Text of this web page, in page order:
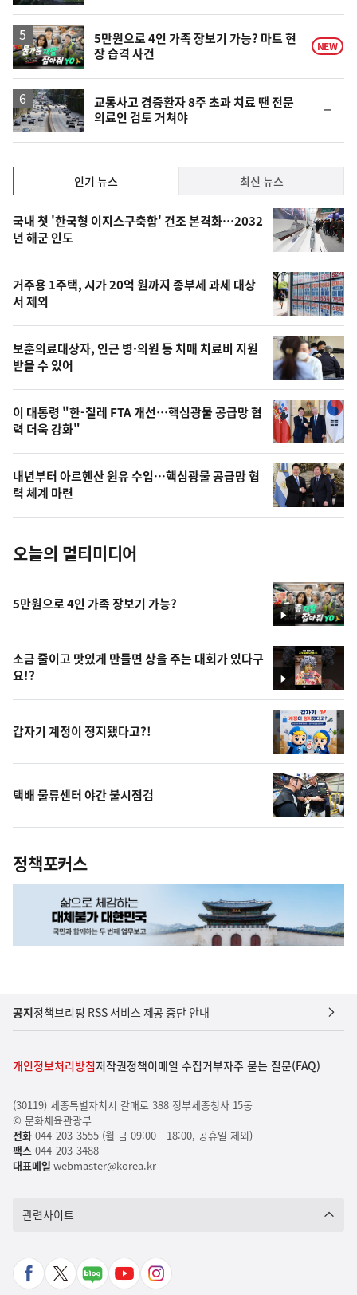
하
락
영
상
5만원으로 4인 가족 장보기 가능? 마트 현
장 습격 사건
NEW
교통사고 경증환자 8주 초과 치료 땐 전문
의료인 검토 거쳐야
일
기,
최
신,
오
늘
의
영
상
오
늘
의
사
진
인기 뉴스 최신 뉴스
인
기
뉴
스
국내 첫 '한국형 이지스구축함' 건조 본격화…2032
년 해군 인도
거주용 1주택, 시가 20억 원까지 종부세 과세 대상
서 제외
보훈의료대상자, 인근 병·의원 등 치매 치료비 지원
받을 수 있어
이 대통령 "한-칠레 FTA 개선…핵심광물 공급망 협
력 더욱 강화"
내년부터 아르헨산 원유 수입…핵심광물 공급망 협
력 체계 마련
오늘의 멀티미디어
영
상
5만원으로 4인 가족 장보기 가능?
영
상
소금 줄이고 맛있게 만들면 상을 주는 대회가 있다구
요!?
갑자기 계정이 정지됐다고?!
택배 물류센터 야간 불시점검
정책포커스
공지정책브리핑 RSS 서비스 제공 중단 안내
개인정보처리방침저작권정책이메일 수집거부자주 묻는 질문(FAQ)
(30119) 세종특별자치시 갈매로 388 정부세종청사 15동
© 문화체육관광부
전화044-203-3555 (월-금 09:00 - 18:00, 공휴일 제외)
팩스044-203-3488
대표메일 webmaster@korea.kr
관련사이트
페
X
네
유
인